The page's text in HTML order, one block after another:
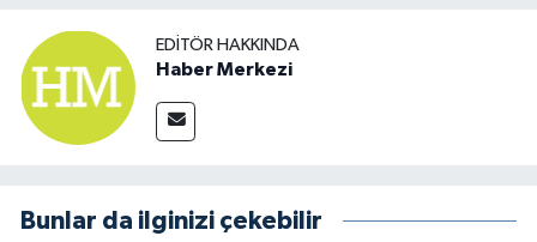
EDITÖR HAKKINDA
Haber Merkezi
Bunlar da ilginizi çekebilir